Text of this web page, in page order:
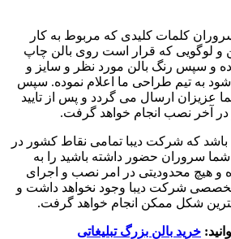
کلمات کلیدی که مربوط به کار
و لوگویی که قرار است روی بالن چاپ
و سپس رنگ بالن مورد نظر و سایز و
شود به تیم طراحی ما اعلام نموده. سپس
عزیزان ارسال می گردد و پس از تایید
در آخر نصب انجام خواهد گرفت.
باشد که شرکت دیبا تمامی نقاط کشور در
سروران حضور داشته باشید را به
هیچ محدودیتی در امر نصب و اجرای
تخصصی شرکت دیبا وجود نخواهد داشت و
شکل ممکن انجام خواهد گرفت.
خرید بالن بزرگ تبلیغاتی